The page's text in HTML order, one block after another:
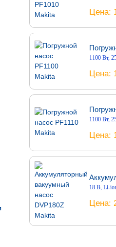
1100 Вт,
1100 Вт,
18 В, Li-